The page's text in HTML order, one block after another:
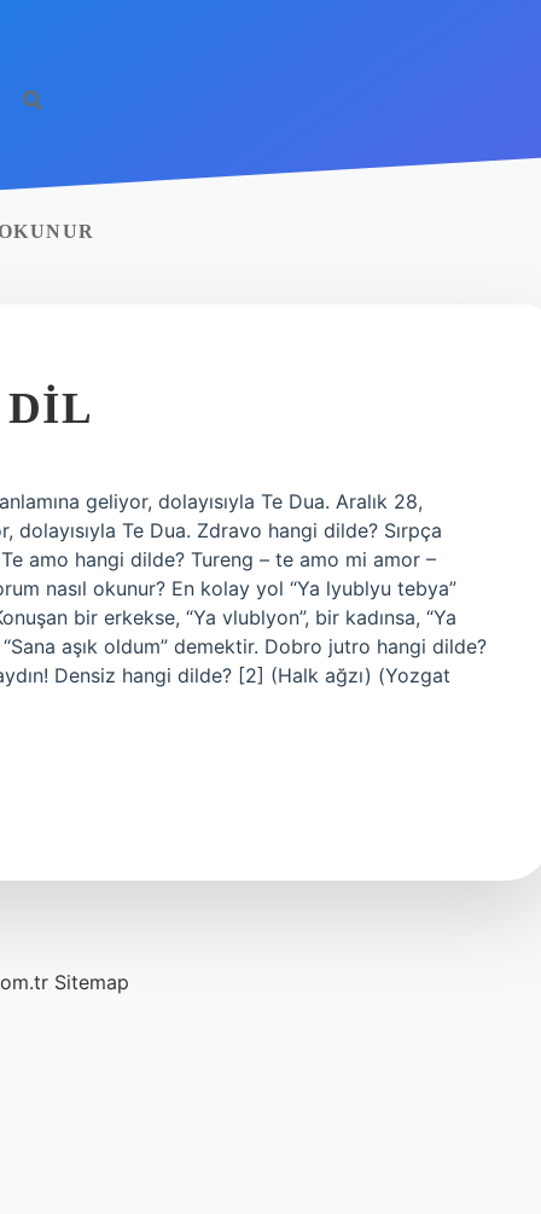
geliyor, dolayısıyla Te Dua. Aralık 28,
dolayısıyla Te Dua. Zdravo hangi dilde? Sırpça
amo hangi dilde? Tureng – te amo mi amor –
nasıl okunur? En kolay yol “Ya lyublyu tebya”
bir erkekse, “Ya vlublyon”, bir kadınsa, “Ya
aşık oldum” demektir. Dobro jutro hangi dilde?
Densiz hangi dilde? [2] (Halk ağzı) (Yozgat
Sitemap